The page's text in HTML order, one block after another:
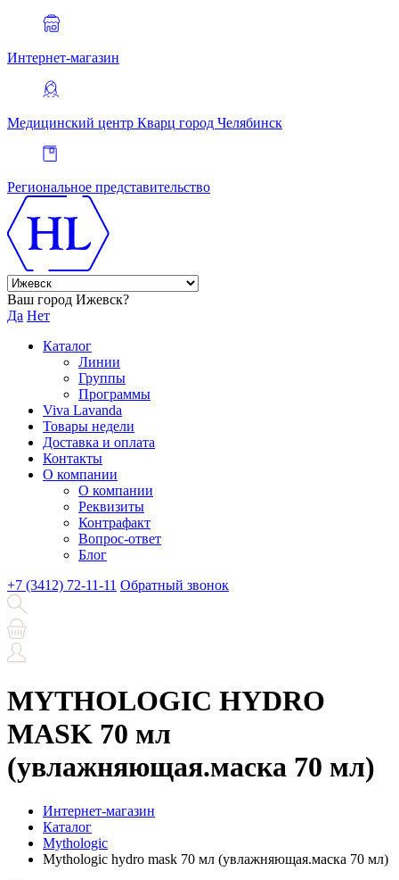
Интернет-магазин
Медицинский центр Кварц город Челябинск
Региональное представительство
Ваш город Ижевск?
Да Нет
Каталог
Линии
Группы
Программы
Viva Lavanda
Товары недели
Доставка и оплата
Контакты
О компании
О компании
Реквизиты
Контрафакт
Вопрос-ответ
Блог
+7 (3412) 72-11-11 Обратный звонок
MYTHOLOGIC HYDRO
MASK 70 мл
(увлажняющая.маска 70 мл)
Интернет-магазин
Каталог
Mythologic
Mythologic hydro mask 70 мл (увлажняющая.маска 70 мл)